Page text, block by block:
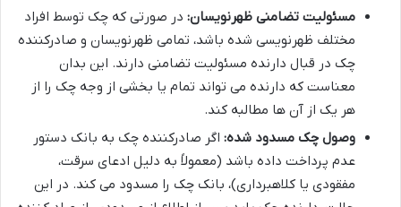
مسئولیت تضامنی ظهرنویسان: در صورتی که چک توسط افراد
مختلف ظهرنویسی شده باشد، تمامی ظهرنویسان و صادرکننده
چک در قبال دارنده مسئولیت تضامنی دارند. این بدان
معناست که دارنده می تواند تمام یا بخشی از وجه چک را از
هر یک از آن ها مطالبه کند.
وصول چک مسدود شده: اگر صادرکننده چک به بانک دستور
عدم پرداخت داده باشد (معمولاً به دلیل ادعای سرقت،
مفقودی یا کلاهبرداری)، بانک چک را مسدود می کند. در این